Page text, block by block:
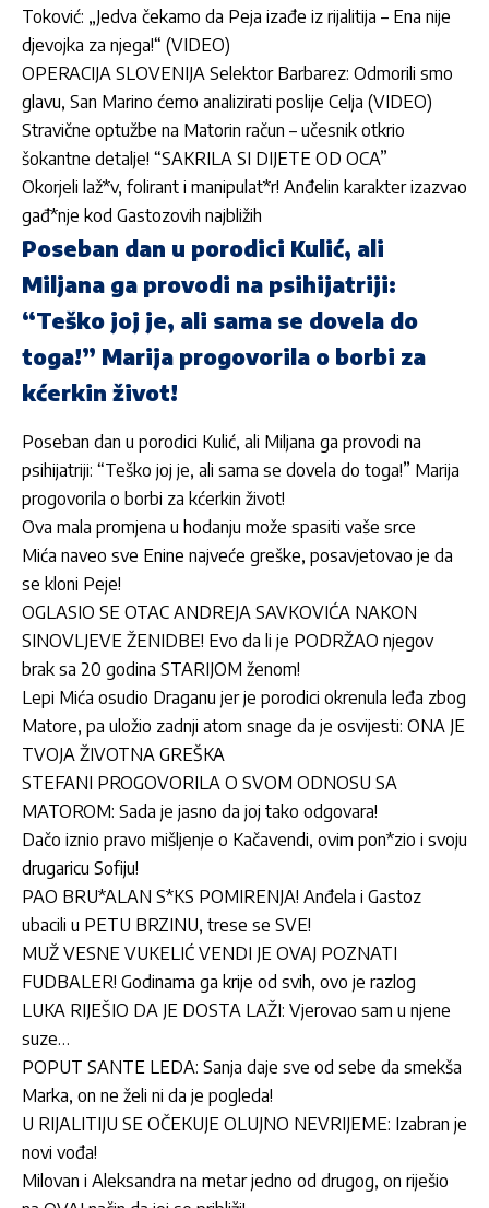
Toković: „Jedva čekamo da Peja izađe iz rijalitija – Ena nije
djevojka za njega!“ (VIDEO)
OPERACIJA SLOVENIJA Selektor Barbarez: Odmorili smo
glavu, San Marino ćemo analizirati poslije Celja (VIDEO)
Stravične optužbe na Matorin račun – učesnik otkrio
šokantne detalje! “SAKRILA SI DIJETE OD OCA”
Okorjeli laž*v, folirant i manipulat*r! Anđelin karakter izazvao
gađ*nje kod Gastozovih najbližih
Poseban dan u porodici Kulić, ali
Miljana ga provodi na psihijatriji:
“Teško joj je, ali sama se dovela do
toga!” Marija progovorila o borbi za
kćerkin život!
Poseban dan u porodici Kulić, ali Miljana ga provodi na
psihijatriji: “Teško joj je, ali sama se dovela do toga!” Marija
progovorila o borbi za kćerkin život!
Ova mala promjena u hodanju može spasiti vaše srce
Mića naveo sve Enine najveće greške, posavjetovao je da
se kloni Peje!
OGLASIO SE OTAC ANDREJA SAVKOVIĆA NAKON
SINOVLJEVE ŽENIDBE! Evo da li je PODRŽAO njegov
brak sa 20 godina STARIJOM ženom!
Lepi Mića osudio Draganu jer je porodici okrenula leđa zbog
Matore, pa uložio zadnji atom snage da je osvijesti: ONA JE
TVOJA ŽIVOTNA GREŠKA
STEFANI PROGOVORILA O SVOM ODNOSU SA
MATOROM: Sada je jasno da joj tako odgovara!
Dačo iznio pravo mišljenje o Kačavendi, ovim pon*zio i svoju
drugaricu Sofiju!
PAO BRU*ALAN S*KS POMIRENJA! Anđela i Gastoz
ubacili u PETU BRZINU, trese se SVE!
MUŽ VESNE VUKELIĆ VENDI JE OVAJ POZNATI
FUDBALER! Godinama ga krije od svih, ovo je razlog
LUKA RIJEŠIO DA JE DOSTA LAŽI: Vjerovao sam u njene
suze…
POPUT SANTE LEDA: Sanja daje sve od sebe da smekša
Marka, on ne želi ni da je pogleda!
U RIJALITIJU SE OČEKUJE OLUJNO NEVRIJEME: Izabran je
novi vođa!
Milovan i Aleksandra na metar jedno od drugog, on riješio